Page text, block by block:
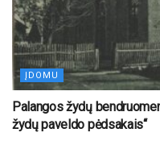
ĮDOMU
Palangos žydų
žydų paveldo pėdsakais“